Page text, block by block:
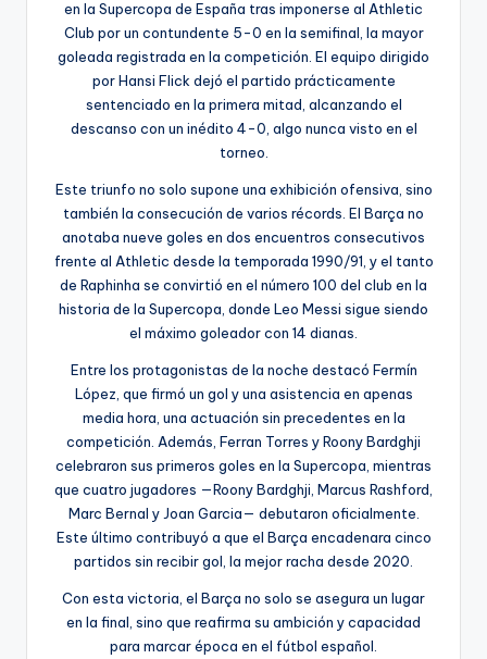
en la Supercopa de España tras imponerse al Athletic
Club por un contundente 5-0 en la semifinal, la mayor
goleada registrada en la competición. El equipo dirigido
por Hansi Flick dejó el partido prácticamente
sentenciado en la primera mitad, alcanzando el
descanso con un inédito 4-0, algo nunca visto en el
torneo.
Este triunfo no solo supone una exhibición ofensiva, sino
también la consecución de varios récords. El Barça no
anotaba nueve goles en dos encuentros consecutivos
frente al Athletic desde la temporada 1990/91, y el tanto
de Raphinha se convirtió en el número 100 del club en la
historia de la Supercopa, donde Leo Messi sigue siendo
el máximo goleador con 14 dianas.
Entre los protagonistas de la noche destacó Fermín
López, que firmó un gol y una asistencia en apenas
media hora, una actuación sin precedentes en la
competición. Además, Ferran Torres y Roony Bardghji
celebraron sus primeros goles en la Supercopa, mientras
que cuatro jugadores —Roony Bardghji, Marcus Rashford,
Marc Bernal y Joan Garcia— debutaron oficialmente.
Este último contribuyó a que el Barça encadenara cinco
partidos sin recibir gol, la mejor racha desde 2020.
Con esta victoria, el Barça no solo se asegura un lugar
en la final, sino que reafirma su ambición y capacidad
para marcar época en el fútbol español.